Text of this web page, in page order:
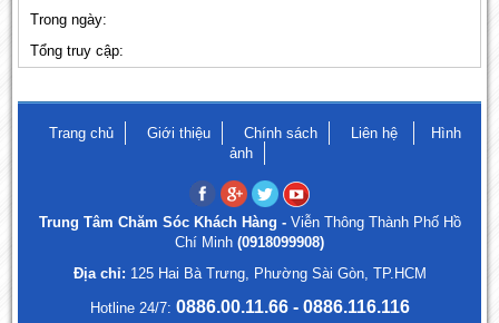
Trong ngày:
Tổng truy cập:
Trang chủ Giới thiệu Chính sách Liên hệ
Hình
ảnh
Trung Tâm Chăm Sóc Khách Hàng - Viễn Thông Thành Phố Hồ
Chí Minh (0918099908)
Địa chỉ: 125 Hai Bà Trưng, Phường Sài Gòn, TP.HCM
Hotline 24/7: 0886.00.11.66 - 0886.116.116